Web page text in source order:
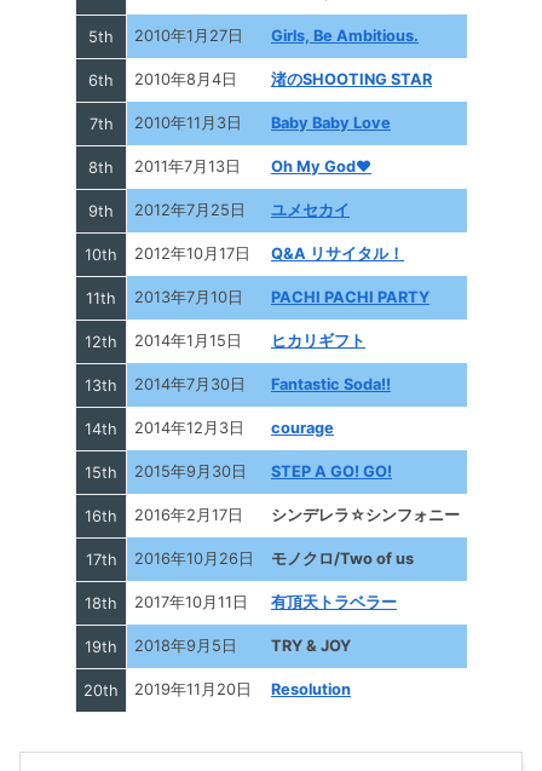
5th 2010年1月27日 Girls, Be Ambitious.
6th 2010年8月4日 渚のSHOOTING STAR
7th 2010年11月3日 Baby Baby Love
8th 2011年7月13日 Oh My God♥
9th 2012年7月25日 ユメセカイ
10th 2012年10月17日 Q&A リサイタル！
11th 2013年7月10日 PACHI PACHI PARTY
12th 2014年1月15日 ヒカリギフト
13th 2014年7月30日 Fantastic Soda!!
14th 2014年12月3日 courage
15th 2015年9月30日 STEP A GO! GO!
16th 2016年2月17日 シンデレラ☆シンフォニー
17th 2016年10月26日 モノクロ/Two of us
18th 2017年10月11日 有頂天トラベラー
19th 2018年9月5日 TRY & JOY
20th 2019年11月20日 Resolution